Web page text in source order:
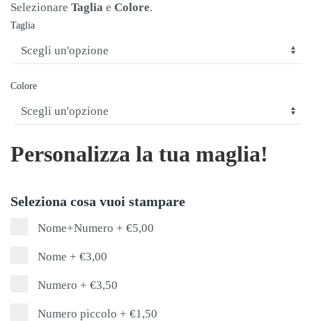
Selezionare Taglia e Colore.
Taglia
Colore
Personalizza la tua maglia!
Seleziona cosa vuoi stampare
Nome+Numero + €5,00
Nome + €3,00
Numero + €3,50
Numero piccolo + €1,50